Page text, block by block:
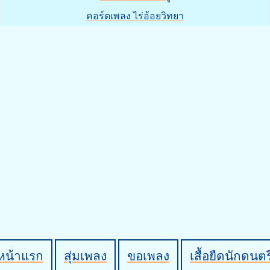
คอร์ดเพลง ไร่อ้อยวิทยา
น้าแรก สุ่มเพลง ขอเพลง เสื้อยืดนักดนต